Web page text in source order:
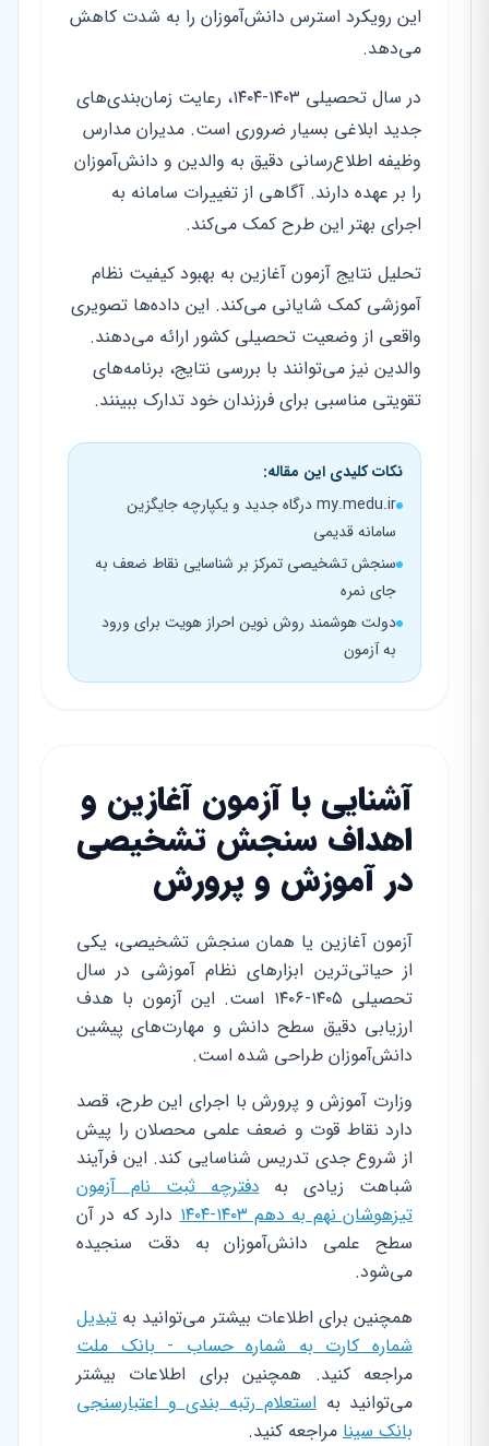
این رویکرد استرس دانش‌آموزان را به شدت کاهش
می‌دهد.
در سال تحصیلی ۱۴۰۳-۱۴۰۴، رعایت زمان‌بندی‌های
جدید ابلاغی بسیار ضروری است. مدیران مدارس
وظیفه اطلاع‌رسانی دقیق به والدین و دانش‌آموزان
را بر عهده دارند. آگاهی از تغییرات سامانه به
اجرای بهتر این طرح کمک می‌کند.
تحلیل نتایج آزمون آغازین به بهبود کیفیت نظام
آموزشی کمک شایانی می‌کند. این داده‌ها تصویری
واقعی از وضعیت تحصیلی کشور ارائه می‌دهند.
والدین نیز می‌توانند با بررسی نتایج، برنامه‌های
تقویتی مناسبی برای فرزندان خود تدارک ببینند.
نکات کلیدی این مقاله:
my.medu.ir درگاه جدید و یکپارچه جایگزین
سامانه قدیمی
سنجش تشخیصی تمرکز بر شناسایی نقاط ضعف به
جای نمره
دولت هوشمند روش نوین احراز هویت برای ورود
به آزمون
آشنایی با آزمون آغازین و
اهداف سنجش تشخیصی
در آموزش و پرورش
آزمون آغازین یا همان سنجش تشخیصی، یکی
از حیاتی‌ترین ابزارهای نظام آموزشی در سال
تحصیلی ۱۴۰۵-۱۴۰۶ است. این آزمون با هدف
ارزیابی دقیق سطح دانش و مهارت‌های پیشین
دانش‌آموزان طراحی شده است.
وزارت آموزش و پرورش با اجرای این طرح، قصد
دارد نقاط قوت و ضعف علمی محصلان را پیش
از شروع جدی تدریس شناسایی کند. این فرآیند
شباهت زیادی بهدفترچه ثبت نام آزمون
تیزهوشان نهم به دهم ۱۴۰۳-۱۴۰۴
دارد که در آن
سطح علمی دانش‌آموزان به دقت سنجیده
می‌شود.
همچنین برای اطلاعات بیشتر می‌توانید به تبدیل
شماره کارت به شماره حساب - بانک ملت
مراجعه کنید. همچنین برای اطلاعات بیشتر
می‌توانید به استعلام رتبه بندی و اعتبارسنجی
بانک سینا مراجعه کنید.